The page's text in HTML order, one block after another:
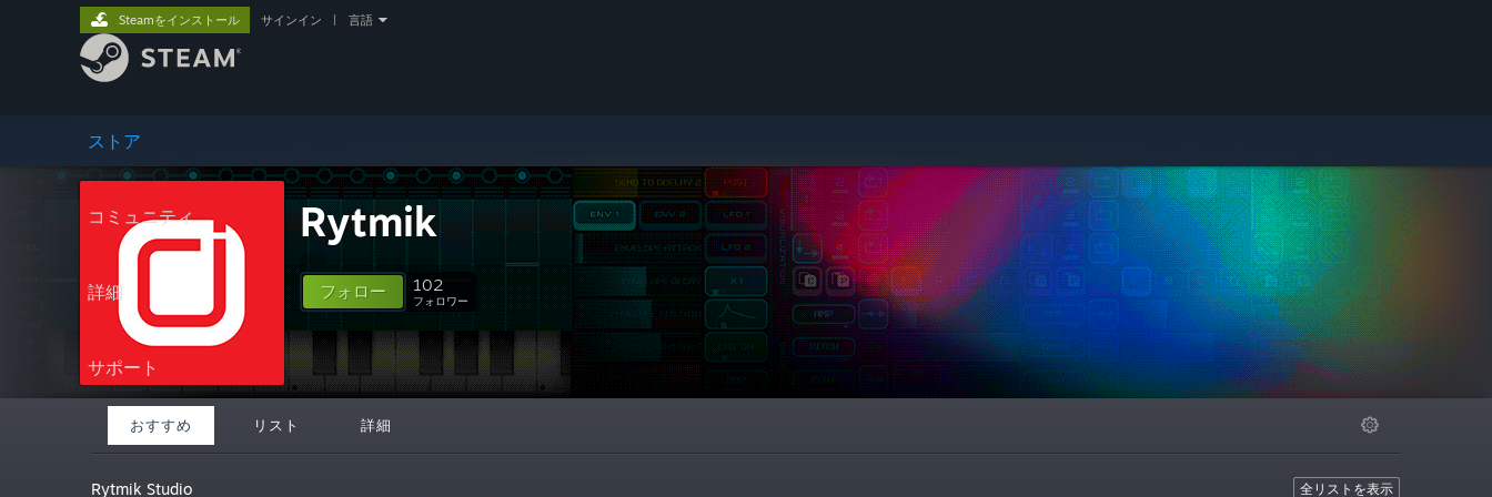
ストア
コミュニティ
詳細
サポート
Steamをインストール サインイン 言語
Rytmik
フォロー 102
フォロワー
おすすめ リスト 詳細
全リストを表示
Rytmik Studio